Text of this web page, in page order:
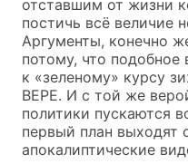
отставшим от жизни
постичь всё величие
Аргументы, конечно
потому, что
к «зеленому» курсу
ВЕРЕ. И с той же
политики пускаются
первый план выходят
апокалиптические